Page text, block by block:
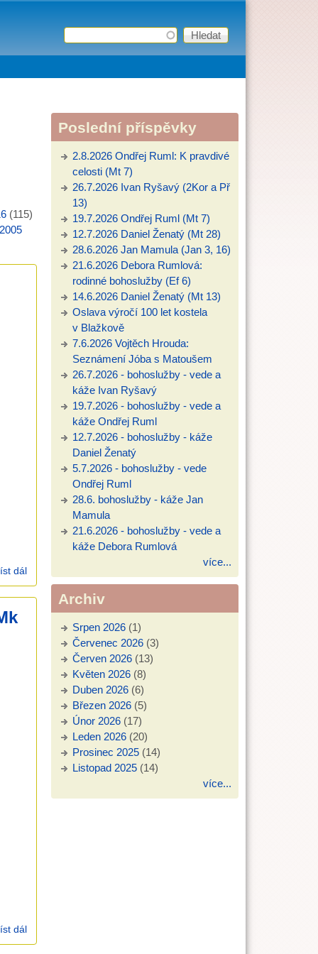
Vyhledávání
Hledat
(115)
2005
dál26.1.2025 Ondřej Ruml: Přes-hraniční uzdravení (Mt 8)
dál19.1.2025 Debora Rumlová: rodinné bohoslužby se živými
obrazy (Mk 15)
Poslední příspěvky
2.8.2026 Ondřej Ruml: K pravdivé
celosti (Mt 7)
26.7.2026 Ivan Ryšavý (2Kor a Př
13)
19.7.2026 Ondřej Ruml (Mt 7)
12.7.2026 Daniel Ženatý (Mt 28)
28.6.2026 Jan Mamula (Jan 3, 16)
21.6.2026 Debora Rumlová:
rodinné bohoslužby (Ef 6)
14.6.2026 Daniel Ženatý (Mt 13)
Oslava výročí 100 let kostela
v Blažkově
7.6.2026 Vojtěch Hrouda:
Seznámení Jóba s Matoušem
26.7.2026 - bohoslužby - vede a
káže Ivan Ryšavý
19.7.2026 - bohoslužby - vede a
káže Ondřej Ruml
12.7.2026 - bohoslužby - káže
Daniel Ženatý
5.7.2026 - bohoslužby - vede
Ondřej Ruml
28.6. bohoslužby - káže Jan
Mamula
21.6.2026 - bohoslužby - vede a
káže Debora Rumlová
více...
Archiv
Srpen 2026 (1)
Červenec 2026 (3)
Červen 2026 (13)
Květen 2026 (8)
Duben 2026 (6)
Březen 2026 (5)
Únor 2026 (17)
Leden 2026 (20)
Prosinec 2025 (14)
Listopad 2025 (14)
více...